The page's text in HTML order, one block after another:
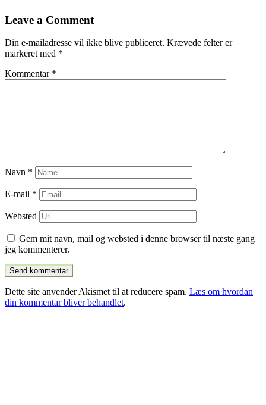
til
Leave a Comment
Din e-mailadresse vil ikke blive publiceret. Krævede felter er
markeret med *
Kommentar *
Navn *
E-mail *
Websted
Gem mit navn, mail og websted i denne browser til næste gang
jeg kommenterer.
Dette site anvender Akismet til at reducere spam. Læs om hvordan
din kommentar bliver behandlet.